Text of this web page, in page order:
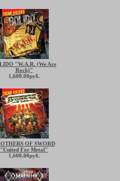
"W.A.R. (We Are
Rock)"
1,600.00руб.
OF SWORD
"United For Metal"
1,600.00руб.